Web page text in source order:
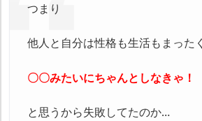
つまり
他人と自分は性格も生活もまった
〇〇みたいにちゃんとしなきゃ！
と思うから失敗してたのか…